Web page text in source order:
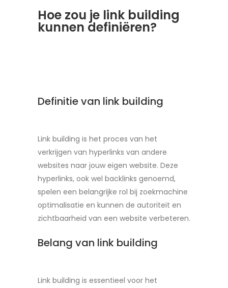
Hoe zou je link building
kunnen definiëren?
Definitie van link building
Link building is het proces van het
verkrijgen van hyperlinks van andere
websites naar jouw eigen website. Deze
hyperlinks, ook wel backlinks genoemd,
spelen een belangrijke rol bij zoekmachine
optimalisatie en kunnen de autoriteit en
zichtbaarheid van een website verbeteren.
Belang van link building
Link building is essentieel voor het